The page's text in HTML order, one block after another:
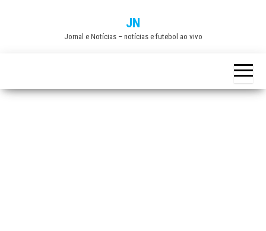
JN
Jornal e Notícias – notícias e futebol ao vivo